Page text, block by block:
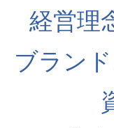
経営理
ブラン